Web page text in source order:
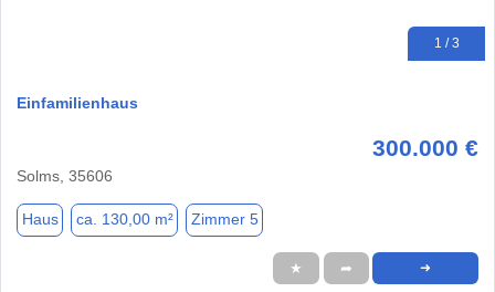
1 / 3
Einfamilienhaus
300.000 €
Solms, 35606
Haus ca. 130,00 m² Zimmer 5
★ ➦ ➜